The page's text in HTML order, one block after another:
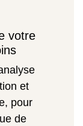
votre
et
pour
de